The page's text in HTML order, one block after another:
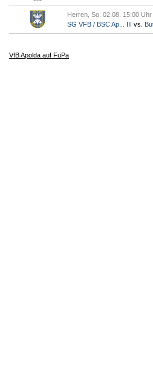
Herren, So. 02.08. 15:00 Uhr
SG VFB / BSC Ap... III vs.
VfB Apolda auf FuPa